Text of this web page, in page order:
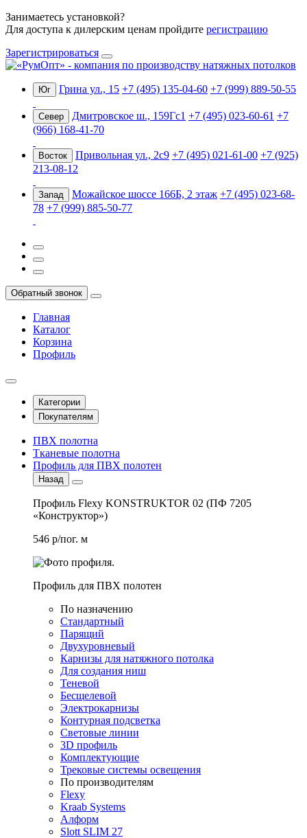
Занимаетесь установкой?
Для доступа к дилерским ценам пройдите регистрацию
Зарегистрироваться
Юг Грина ул., 15 +7 (495) 135-04-60 +7 (999) 889-50-55
Север Дмитровское ш., 159Гс1 +7 (495) 023-60-61 +7
(966) 168-41-70
Восток Привольная ул., 2с9 +7 (495) 021-61-00 +7 (925)
213-08-12
Запад Можайское шоссе 166Б, 2 этаж +7 (495) 023-68-
78 +7 (999) 885-50-77
Обратный звонок
Главная
Каталог
Корзина
Профиль
Категории
Покупателям
ПВХ полотна
Тканевые полотна
Профиль для ПВХ полотен
Назад
Профиль Flexy KONSTRUKTOR 02 (ПФ 7205
«Конструктор»)
546 р/пог. м
Профиль для ПВХ полотен
По назначению
Стандартный
Парящий
Двухуровневый
Карнизы для натяжного потолка
Для создания ниш
Теневой
Бесщелевой
Электрокарнизы
Контурная подсветка
Световые линии
3D профиль
Комплектующие
Трековые системы освещения
По производителям
Flexy
Kraab Systems
Алформ
Slott SLIM 27